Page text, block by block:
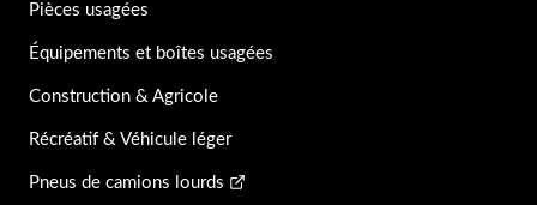
Pièces usagées
Équipements et boîtes usagées
Construction & Agricole
Récréatif & Véhicule léger
Pneus de camions lourds